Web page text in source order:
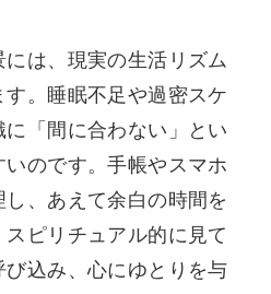
は、現実の生活リズム
。睡眠不足や過密スケ
「間に合わない」とい
のです。手帳やスマホ
、あえて余白の時間を
ピリチュアル的に見て
込み、心にゆとりを与